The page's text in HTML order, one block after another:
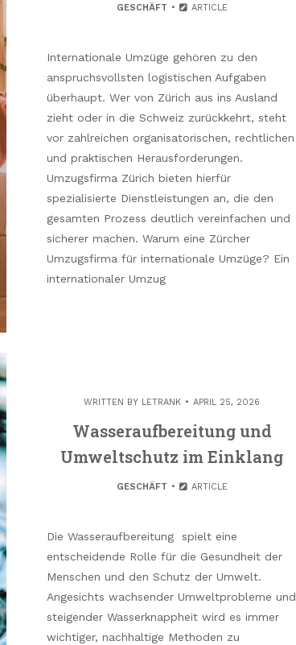
GESCHÄFT ARTICLE
Internationale Umzüge gehören zu den
anspruchsvollsten logistischen Aufgaben
überhaupt. Wer von Zürich aus ins Ausland
zieht oder in die Schweiz zurückkehrt, steht
vor zahlreichen organisatorischen, rechtlichen
und praktischen Herausforderungen.
Umzugsfirma Zürich bieten hierfür
spezialisierte Dienstleistungen an, die den
gesamten Prozess deutlich vereinfachen und
sicherer machen. Warum eine Zürcher
Umzugsfirma für internationale Umzüge? Ein
internationaler Umzug
WRITTEN BY LETRANK APRIL 25, 2026
Wasseraufbereitung und
Umweltschutz im Einklang
GESCHÄFT ARTICLE
Die Wasseraufbereitung spielt eine
entscheidende Rolle für die Gesundheit der
Menschen und den Schutz der Umwelt.
Angesichts wachsender Umweltprobleme und
steigender Wasserknappheit wird es immer
wichtiger, nachhaltige Methoden zu